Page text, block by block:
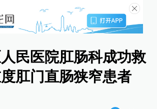
民医院肛肠科成功救
肛门直肠狭窄患者